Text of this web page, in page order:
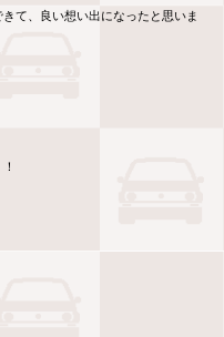
て、良い想い出になったと思いま